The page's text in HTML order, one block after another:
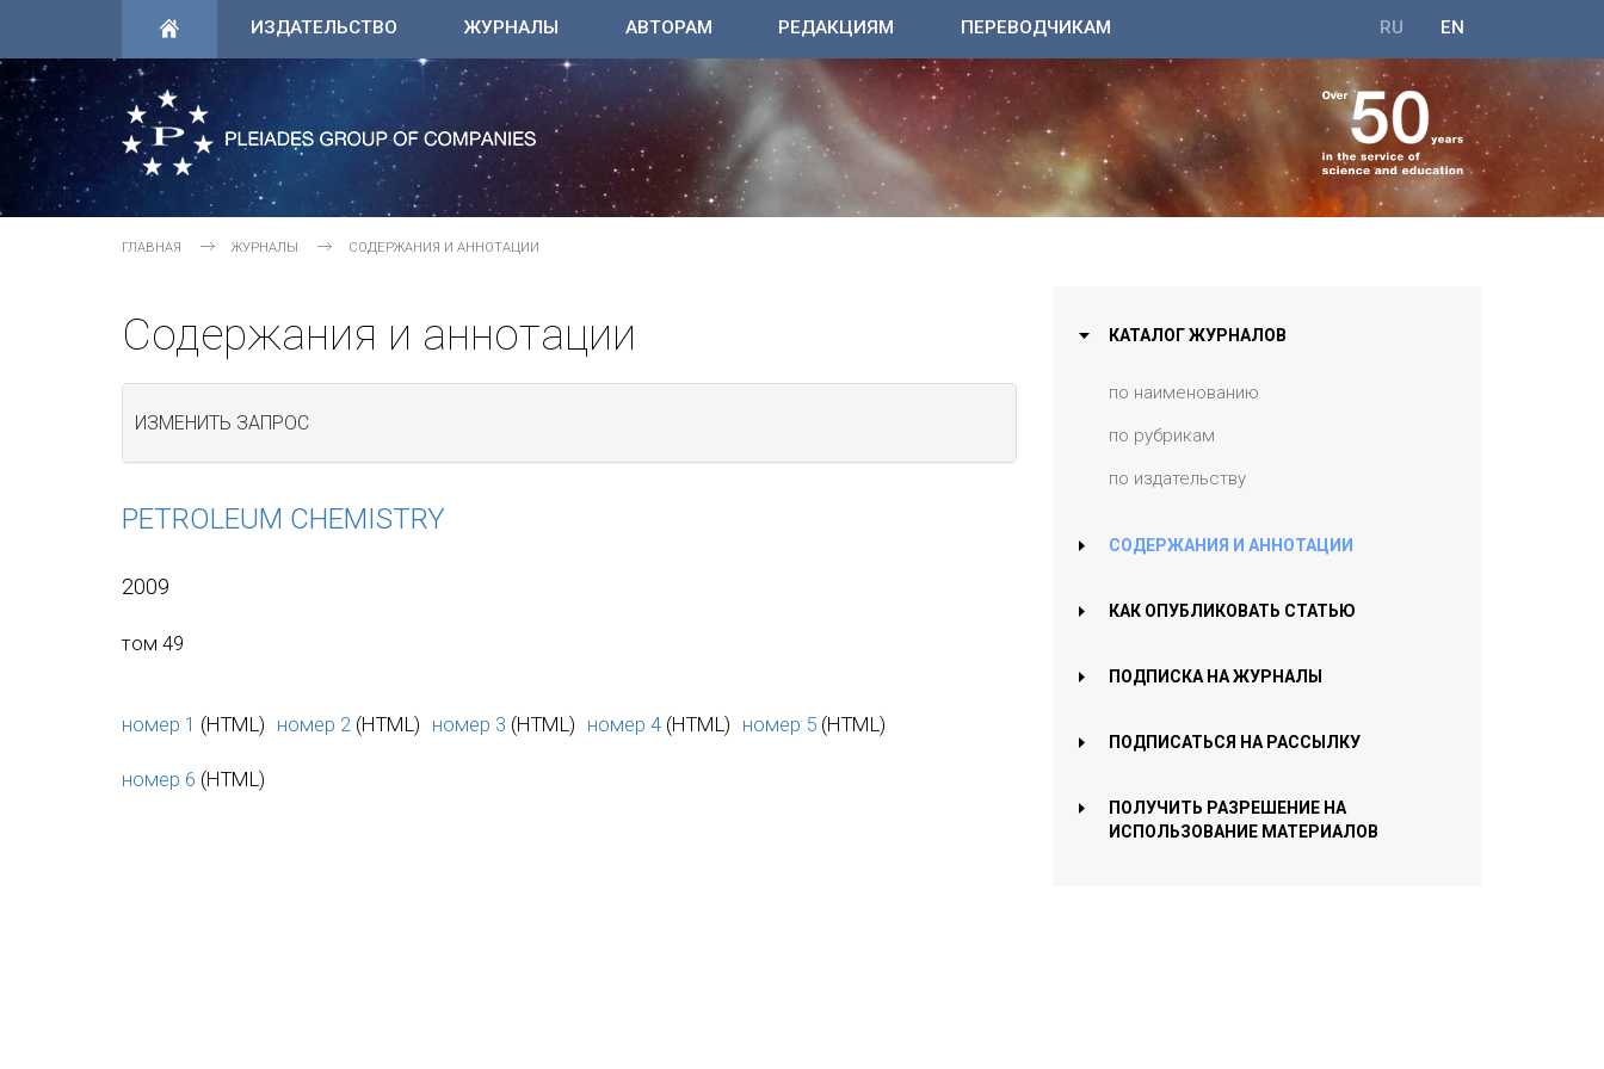
ИЗДАТЕЛЬСТВО ЖУРНАЛЫ АВТОРАМ РЕДАКЦИЯМ ПЕРЕВОДЧИКАМ EN
RU
ГЛАВНАЯ ЖУРНАЛЫ СОДЕРЖАНИЯ И АННОТАЦИИ
Содержания и аннотации
ИЗМЕНИТЬ ЗАПРОС
PETROLEUM CHEMISTRY
2009
том 49
номер 1 (HTML) номер 2 (HTML) номер 3 (HTML) номер 4 (HTML) номер 5 (HTML)
номер 6 (HTML)
КАТАЛОГ ЖУРНАЛОВ
по наименованию
по рубрикам
по издательству
СОДЕРЖАНИЯ И АННОТАЦИИ
КАК ОПУБЛИКОВАТЬ СТАТЬЮ
ПОДПИСКА НА ЖУРНАЛЫ
ПОДПИСАТЬСЯ НА РАССЫЛКУ
ПОЛУЧИТЬ РАЗРЕШЕНИЕ НА
ИСПОЛЬЗОВАНИЕ МАТЕРИАЛОВ